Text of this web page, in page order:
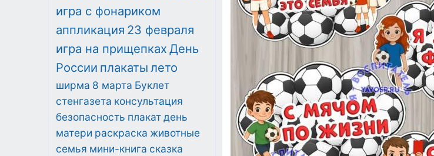
игра с фонариком
аппликация 23 февраля
игра на прищепках День
России плакаты лето
ширма 8 марта Буклет
стенгазета консультация
безопасность плакатдень
матери раскраска животные
семья мини-книга сказка